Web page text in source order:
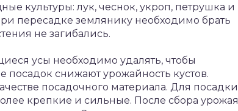
культуры: лук, чеснок, укроп, петрушка и
пересадке землянику необходимо брать
не загибались.
усы необходимо удалять, чтобы
посадок снижают урожайность кустов.
посадочного материала. Для посадки
крепкие и сильные. После сбора урожая